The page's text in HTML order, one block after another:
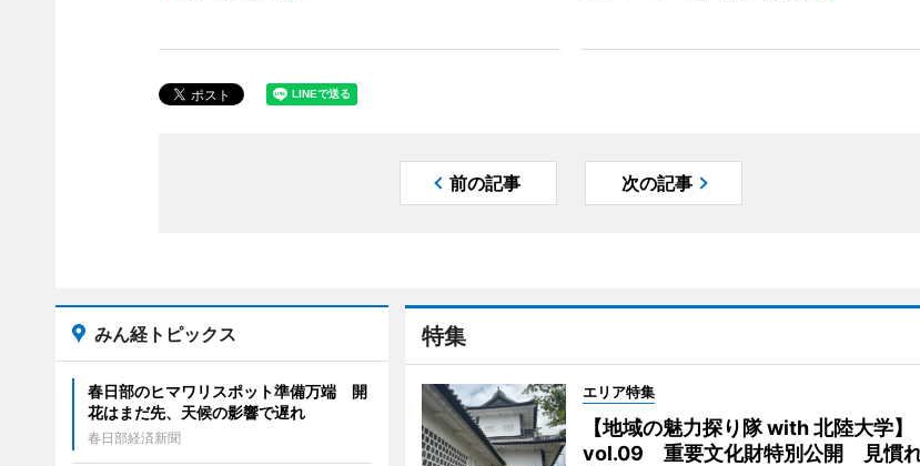
前の記事 次の記事
特集
エリア特集
【地域の魅力探り隊 with 北陸大学】
vol.09 重要文化財特別公開 見慣れ
みん経トピックス
春日部のヒマワリスポット準備万端 開
花はまだ先、天候の影響で遅れ
春日部経済新聞